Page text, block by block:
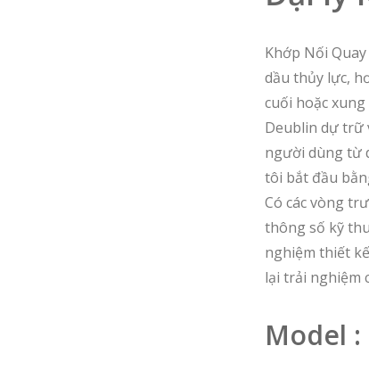
Khớp Nối
dầu thủy lực,
cuối hoặc
Deublin dự trữ
người dùng từ
tôi bắt đầu
Có các vòng
thông số kỹ
nghiệm thiết
lại trải nghiệm
Model